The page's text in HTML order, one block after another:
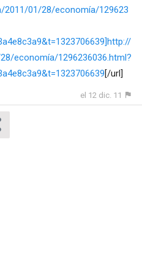
2011/01/28/economía/129623
economía/1296236036.html?
[/url]
el 12 dic. 11